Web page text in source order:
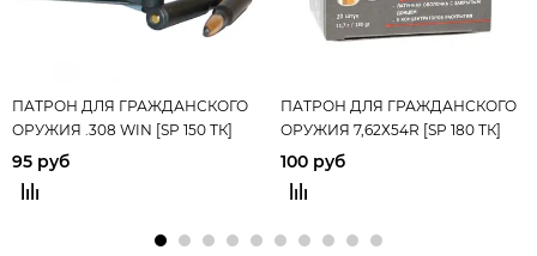
ПАТРОН ДЛЯ ГРАЖДАНСКОГО
ОРУЖИЯ .308 WIN [SP 150 ТК]
9,7гр. (10шт)
95 руб
ПАТРОН ДЛЯ ГРАЖДАНСКОГО
ОРУЖИЯ 7,62Х54R [SP 180 ТК]
11,7гр.
100 руб